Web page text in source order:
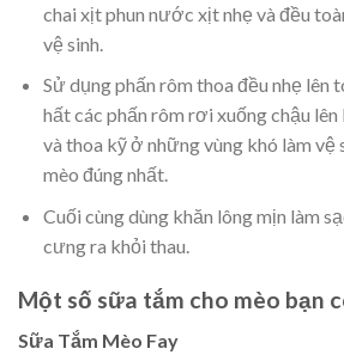
chai xịt phun nước xịt nhẹ và đều
vệ sinh.
Sử dụng phấn rôm thoa đều nhẹ lên
hất các phấn rôm rơi xuống chậu lên
và thoa kỹ ở những vùng khó làm vệ
mèo đúng nhất.
Cuối cùng dùng khăn lông mịn làm
cưng ra khỏi thau.
Một số sữa tắm cho mèo bạn
Sữa Tắm Mèo Fay